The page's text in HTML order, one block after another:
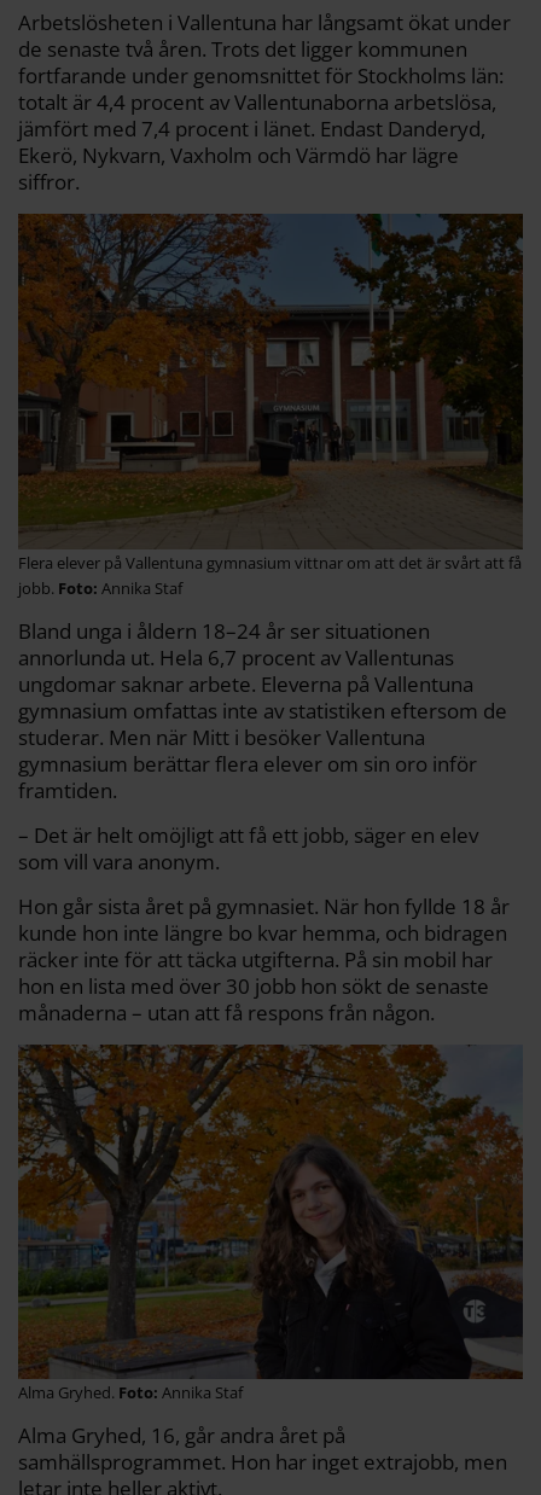
k k
Arbetslösheten i Vallentuna har långsamt ökat under
de senaste två åren. Trots det ligger kommunen
fortfarande under genomsnittet för Stockholms län:
totalt är 4,4 procent av Vallentunaborna arbetslösa,
jämfört med 7,4 procent i länet. Endast Danderyd,
Ekerö, Nykvarn, Vaxholm och Värmdö har lägre
siffror.
Flera elever på Vallentuna gymnasium vittnar om att det är svårt att få
jobb.
Annika Staf
Bland unga i åldern 18–24 år ser situationen
annorlunda ut. Hela 6,7 procent av Vallentunas
ungdomar saknar arbete. Eleverna på Vallentuna
gymnasium omfattas inte av statistiken eftersom de
studerar. Men när Mitt i besöker Vallentuna
gymnasium berättar flera elever om sin oro inför
framtiden.
– Det är helt omöjligt att få ett jobb, säger en elev
som vill vara anonym.
Hon går sista året på gymnasiet. När hon fyllde 18 år
kunde hon inte längre bo kvar hemma, och bidragen
räcker inte för att täcka utgifterna. På sin mobil har
hon en lista med över 30 jobb hon sökt de senaste
månaderna – utan att få respons från någon.
Alma Gryhed. Annika Staf
Alma Gryhed, 16, går andra året på
samhällsprogrammet. Hon har inget extrajobb, men
letar inte heller aktivt.